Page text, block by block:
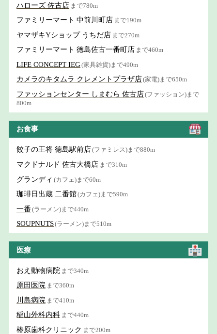
ハローズ 佐古店 まで780m
ファミリーマート 中前川町店 まで190m
ヤマザキYショップ うちだ店 まで270m
ファミリーマート 徳島佐古一番町店 まで460m
LIFE CONCEPT IEG(家具雑貨)まで490m
カメラのキタムラ クレメントプラザ店(家電)まで650m
ファッションセンター しまむら 佐古店(ファッション)まで
800m
お食事
餃子の王将 徳島駅前店(ファミレス)まで880m
マクドナルド 佐古大橋店 まで310m
グランディ (カフェ)まで60m
珈琲日出蔵 二番館(カフェ)まで590m
一番 (ラーメン)まで440m
SOUPNUTS(ラーメン)まで510m
医療
おえ動物病院 まで340m
原田医院 まで360m
川島病院 まで410m
稲山外科内科 まで440m
椿原歯科クリニック まで200m